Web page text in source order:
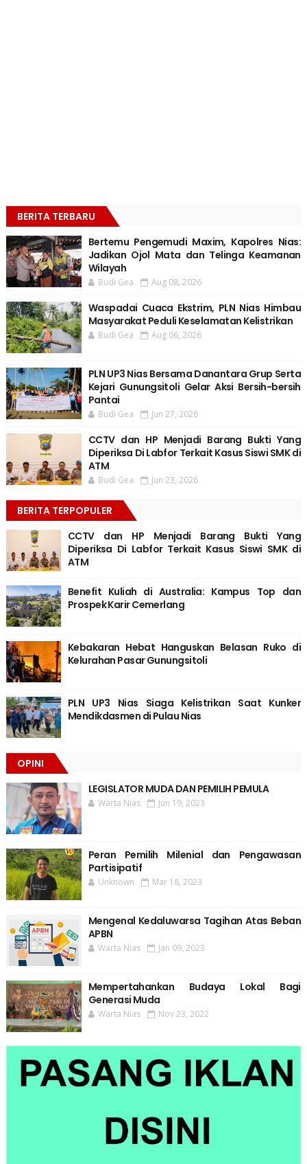
BERITA TERBARU
Bertemu Pengemudi Maxim, Kapolres Nias:
Jadikan Ojol Mata dan Telinga Keamanan
Wilayah
Budi Gea Aug 08, 2026
Waspadai Cuaca Ekstrim, PLN Nias Himbau
Masyarakat Peduli Keselamatan Kelistrikan
Budi Gea Aug 06, 2026
PLN UP3 Nias Bersama Danantara Grup Serta
Kejari Gunungsitoli Gelar Aksi Bersih-bersih
Pantai
Budi Gea Jun 27, 2026
CCTV dan HP Menjadi Barang Bukti Yang
Diperiksa Di Labfor Terkait Kasus Siswi SMK di
ATM
Budi Gea Jun 23, 2026
BERITA TERPOPULER
CCTV dan HP Menjadi Barang Bukti Yang
Diperiksa Di Labfor Terkait Kasus Siswi SMK di
ATM
Benefit Kuliah di Australia: Kampus Top dan
Prospek Karir Cemerlang
Kebakaran Hebat Hanguskan Belasan Ruko di
Kelurahan Pasar Gunungsitoli
PLN UP3 Nias Siaga Kelistrikan Saat Kunker
Mendikdasmen di Pulau Nias
OPINI
LEGISLATOR MUDA DAN PEMILIH PEMULA
Warta Nias Jun 19, 2023
Peran Pemilih Milenial dan Pengawasan
Partisipatif
Unknown Mar 18, 2023
Mengenal Kedaluwarsa Tagihan Atas Beban
APBN
Warta Nias Jan 09, 2023
Mempertahankan Budaya Lokal Bagi
Generasi Muda
Warta Nias Nov 23, 2022